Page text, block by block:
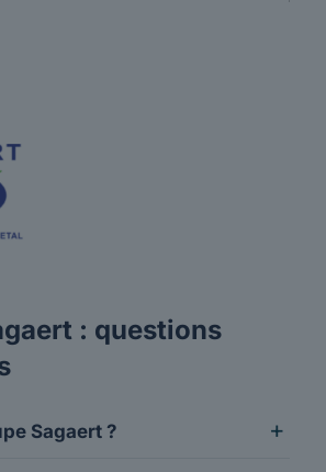
: questions
Sagaert ?